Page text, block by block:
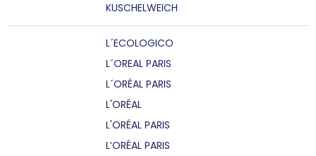
KUSCHELWEICH
L´ECOLOGICO
L´OREAL PARIS
L´ORÉAL PARIS
L'ORÉAL
L'ORÉAL PARIS
L’ORÉAL PARIS